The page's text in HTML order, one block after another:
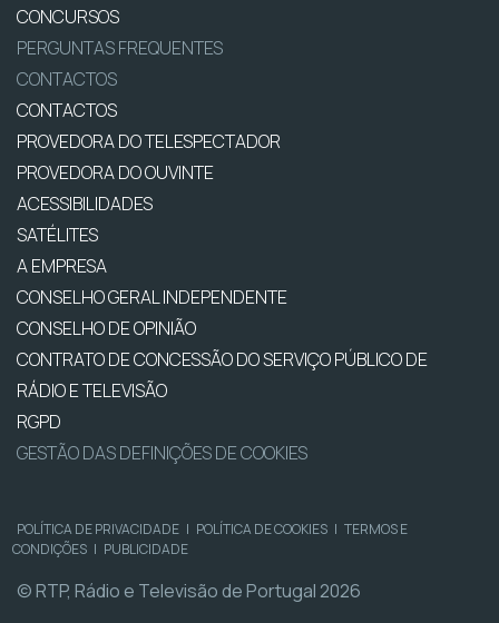
CONCURSOS
PERGUNTAS FREQUENTES
CONTACTOS
CONTACTOS
PROVEDORA DO TELESPECTADOR
PROVEDORA DO OUVINTE
ACESSIBILIDADES
SATÉLITES
A EMPRESA
CONSELHO GERAL INDEPENDENTE
CONSELHO DE OPINIÃO
CONTRATO DE CONCESSÃO DO SERVIÇO PÚBLICO DE
RÁDIO E TELEVISÃO
RGPD
GESTÃO DAS DEFINIÇÕES DE COOKIES
POLÍTICA DE PRIVACIDADE | POLÍTICA DE COOKIES | TERMOS E
CONDIÇÕES | PUBLICIDADE
© RTP, Rádio e Televisão de Portugal 2026